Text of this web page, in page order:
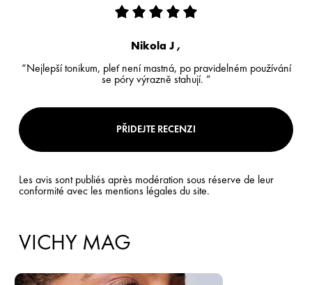
Nikola J ,
“Nejlepší tonikum, pleť není mastná, po pravidelném používání
se póry výrazně stahují. ”
PŘIDEJTE RECENZI
Les avis sont publiés après modération sous réserve de leur
conformité avec les mentions légales du site.
VICHY MAG